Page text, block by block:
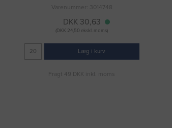
Varenummer: 3014748
DKK 30,63
(DKK 24,50 ekskl. moms)
Læg i kurv
Fragt 49 DKK inkl. moms